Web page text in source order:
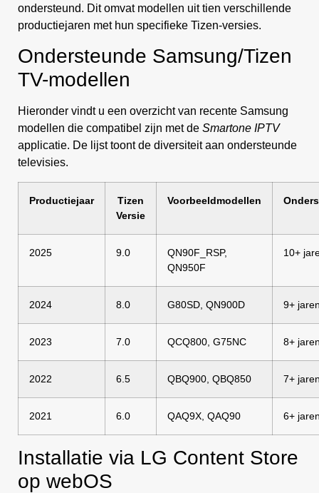
ondersteund. Dit omvat modellen uit tien verschillende
productiejaren met hun specifieke Tizen-versies.
Ondersteunde Samsung/Tizen
TV-modellen
Hieronder vindt u een overzicht van recente Samsung
modellen die compatibel zijn met de Smartone IPTV
applicatie. De lijst toont de diversiteit aan ondersteunde
televisies.
Productiejaar
Tizen
Versie
Voorbeeldmodellen
2025 9.0
QN90F_RSP,
QN950F
10+
2024 8.0 G80SD, QN900D 9+
2023 7.0 QCQ800, G75NC 8+
2022 6.5 QBQ900, QBQ850 7+
2021 6.0 QAQ9X, QAQ90 6+
Installatie via LG Content Store
op webOS